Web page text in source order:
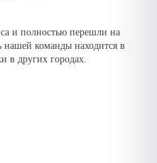
и полностью перешли на
нашей команды находится в
в других городах.